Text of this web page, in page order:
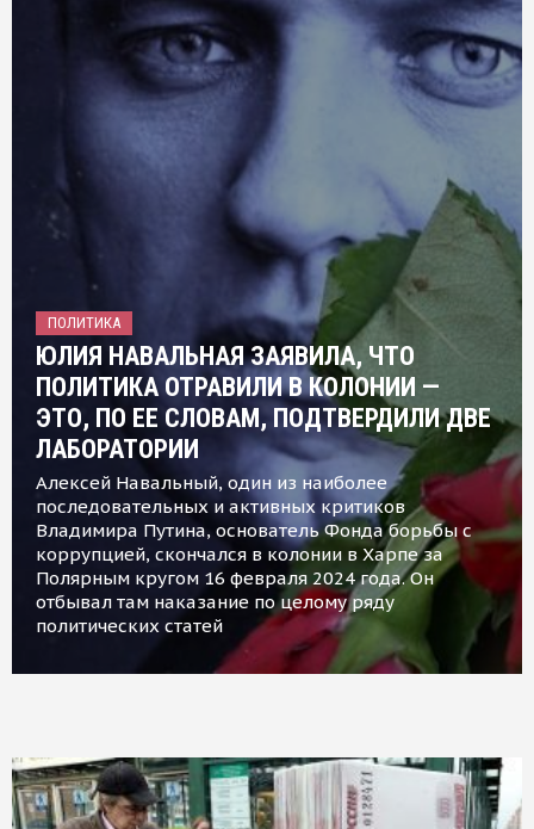
ПОЛИТИКА
ЮЛИЯ НАВАЛЬНАЯ ЗАЯВИЛА, ЧТО
ПОЛИТИКА ОТРАВИЛИ В КОЛОНИИ —
ЭТО, ПО ЕЕ СЛОВАМ, ПОДТВЕРДИЛИ ДВЕ
ЛАБОРАТОРИИ
Алексей Навальный, один из наиболее
последовательных и активных критиков
Владимира Путина, основатель Фонда борьбы с
коррупцией, скончался в колонии в Харпе за
Полярным кругом 16 февраля 2024 года. Он
отбывал там наказание по целому ряду
политических статей